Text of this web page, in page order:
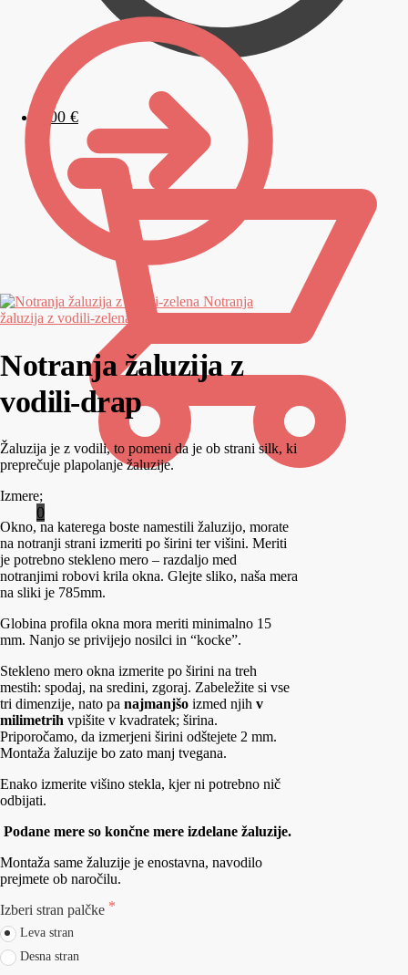
0,00 €
0
Notranja
žaluzija z vodili-zelena
44,90 €
Notranja žaluzija z
vodili-drap
Žaluzija je z vodili, to pomeni da je ob strani silk, ki
preprečuje plapolanje žaluzije.
Izmere;
Okno, na katerega boste namestili žaluzijo, morate
na notranji strani izmeriti po širini ter višini. Meriti
je potrebno stekleno mero – razdaljo med
notranjimi robovi krila okna. Glejte sliko, naša mera
na sliki je 785mm.
Globina profila okna mora meriti minimalno 15
mm. Nanjo se privijejo nosilci in “kocke”.
Stekleno mero okna izmerite po širini na treh
mestih: spodaj, na sredini, zgoraj. Zabeležite si vse
tri dimenzije, nato pa najmanjšo izmed njih v
milimetrih vpišite v kvadratek; širina.
Priporočamo, da izmerjeni širini odštejete 2 mm.
Montaža žaluzije bo zato manj tvegana.
Enako izmerite višino stekla, kjer ni potrebno nič
odbijati.
Podane mere so končne mere izdelane žaluzije.
Montaža same žaluzije je enostavna, navodilo
prejmete ob naročilu.
Izberi stran palčke
Leva stran
Desna stran